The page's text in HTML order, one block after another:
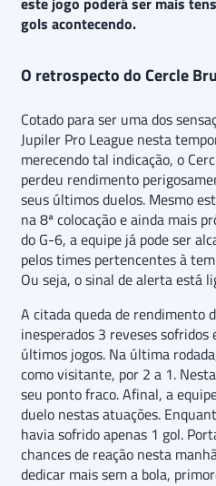
gols acontecendo.
O retrospecto do Cercle
Cotado para ser uma dos
Jupiler Pro League nesta
merecendo tal indicação, o
perdeu rendimento
seus últimos duelos. Mesmo
na 8ª colocação e ainda mais
do G-6, a equipe já pode ser
pelos times pertencentes à
Ou seja, o sinal de alerta está
A citada queda de rendimento
inesperados 3 reveses sofridos
últimos jogos. Na última
como visitante, por 2 a 1.
seu ponto fraco. Afinal, a
duelo nestas atuações.
havia sofrido apenas 1 gol.
chances de reação nesta
dedicar mais sem a bola,